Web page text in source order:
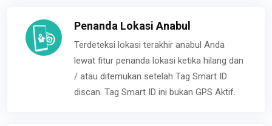
Penanda Lokasi Anabul
Terdeteksi lokasi terakhir anabul Anda
lewat fitur penanda lokasi ketika hilang dan
/ atau ditemukan setelah Tag Smart ID
discan. Tag Smart ID ini bukan GPS Aktif.